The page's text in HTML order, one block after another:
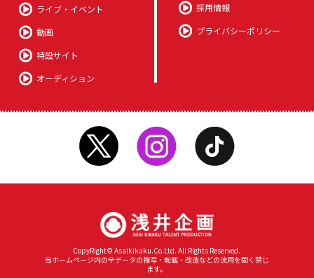
ライブ・イベント
動画
特設サイト
オーディション
採用情報
プライバシーポリシー
CopyRight© Asaikikaku.Co.Ltd. All Rights Reserved.
当ホームページ内の全データの複写・転載・改造などの流用を固く禁じ
ます。